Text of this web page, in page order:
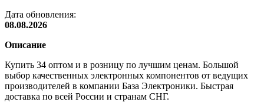
Дата обновления:
08.08.2026
Описание
Купить 34 оптом и в розницу по лучшим ценам. Большой
выбор качественных электронных компонентов от ведущих
производителей в компании База Электроники. Быстрая
доставка по всей России и странам СНГ.